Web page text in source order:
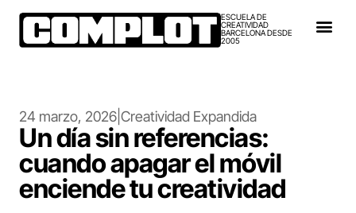
ESCUELA DE
CREATIVIDAD
BARCELONA DESDE
2005
24 marzo, 2026 Creatividad Expandida
Un día sin referencias:
cuando apagar el móvil
enciende tu creatividad